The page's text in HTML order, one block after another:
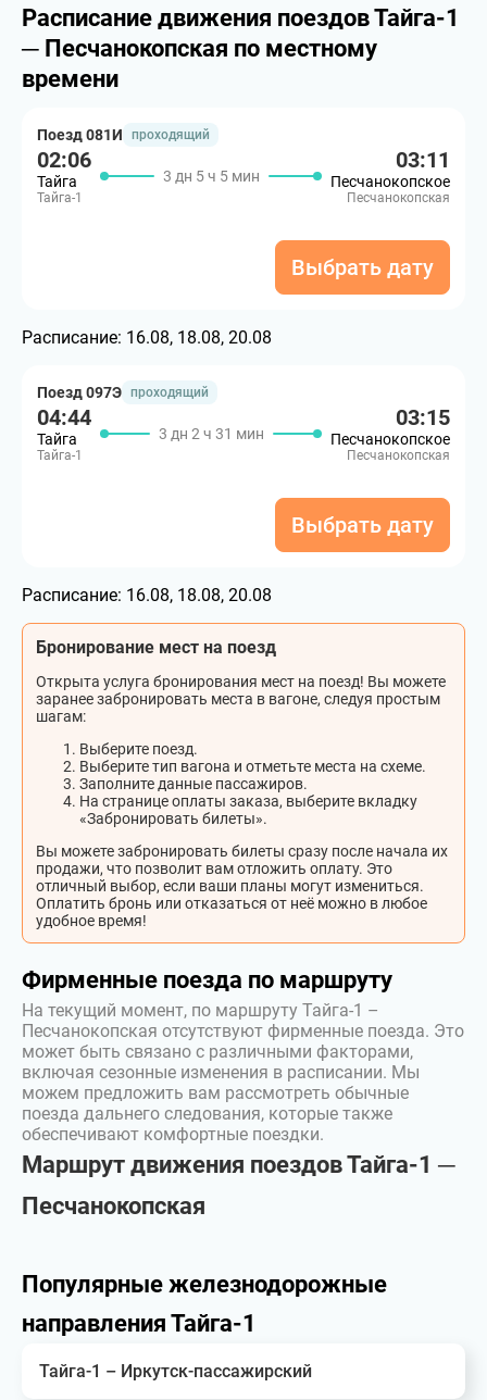
Расписание движения поездов Тайга-1
─ Песчанокопская по местному
времени
Поезд 081И проходящий
02:06
Тайга
Тайга-1
3 дн 5 ч 5 мин
03:11
Песчанокопское
Песчанокопская
Выбрать дату
Расписание: 16.08, 18.08, 20.08
Поезд 097Э проходящий
04:44
Тайга
Тайга-1
3 дн 2 ч 31 мин
03:15
Песчанокопское
Песчанокопская
Выбрать дату
Расписание: 16.08, 18.08, 20.08
Бронирование мест на поезд
Открыта услуга бронирования мест на поезд! Вы можете
заранее забронировать места в вагоне, следуя простым
шагам:
Выберите поезд.
Выберите тип вагона и отметьте места на схеме.
Заполните данные пассажиров.
На странице оплаты заказа, выберите вкладку
«Забронировать билеты».
Вы можете забронировать билеты сразу после начала их
продажи, что позволит вам отложить оплату. Это
отличный выбор, если ваши планы могут измениться.
Оплатить бронь или отказаться от неё можно в любое
удобное время!
Фирменные поезда по маршруту
На текущий момент, по маршруту Тайга-1 –
Песчанокопская отсутствуют фирменные поезда. Это
может быть связано с различными факторами,
включая сезонные изменения в расписании. Мы
можем предложить вам рассмотреть обычные
поезда дальнего следования, которые также
обеспечивают комфортные поездки.
Маршрут движения поездов Тайга-1 ─
Песчанокопская
Популярные железнодорожные
направления Тайга-1
Тайга-1 – Иркутск-пассажирский